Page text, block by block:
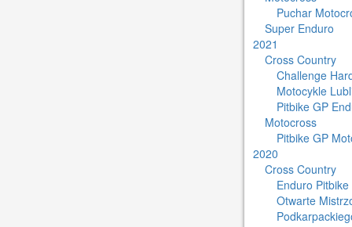
Puchar
Super Enduro
2021
Cross Country
Challenge
Motocykle
Pitbike GP
Motocross
Pitbike GP
2020
Cross Country
Enduro Pitbike
Otwarte